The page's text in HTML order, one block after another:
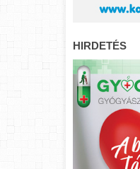
HIRDETÉS